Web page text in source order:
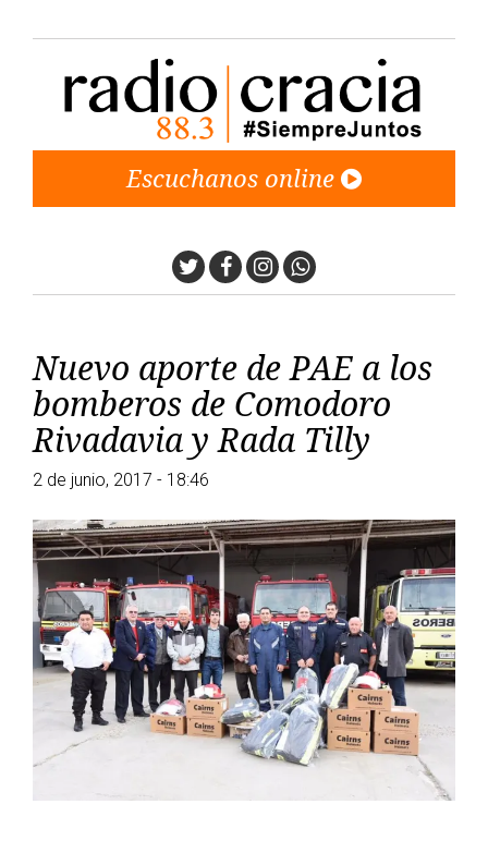
Escuchanos online
TwitterFacebook
Instagram
Whatsapp
Nuevo aporte de PAE a los
bomberos de Comodoro
Rivadavia y Rada Tilly
2 de junio, 2017 - 18:46